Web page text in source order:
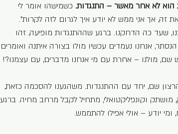
הוא לא אחר מאשר – התנגדות. כשמישהו אומר לי
זה, אך אני ממש לא יודע איך לגרום לזה לקרות”.
שעד כה הדחקנו. ברגע שההתנגדות מופיעה, זהו
אנחנו נעמדים עכשיו מולו בצורה איתנה ואומרים
שם, מולנו – אחרת עם מי אנחנו מדברים, עם עצמנו?!
שם, יחד עם ההתנגדות. משהגענו להסכמה כזאת,
וקונפליקטואלי, מתחיל לקבל מרחב מחיה. ברגע
יודע – אולי אפילו להתממש.